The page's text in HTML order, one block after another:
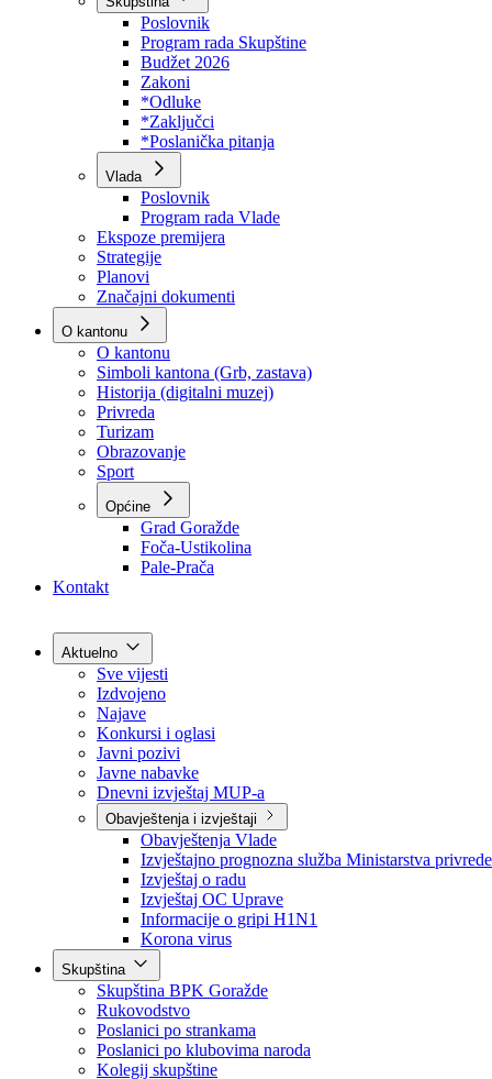
Dokumenti
Skupština
Poslovnik
Program rada Skupštine
Budžet 2026
Zakoni
*Odluke
*Zaključci
*Poslanička pitanja
Vlada
Poslovnik
Program rada Vlade
Ekspoze premijera
Strategije
Planovi
Značajni dokumenti
O kantonu
O kantonu
Simboli kantona (Grb, zastava)
Historija (digitalni muzej)
Privreda
Turizam
Obrazovanje
Sport
Općine
Kontakt
Aktuelno
Sve vijesti
Izdvojeno
Najave
Konkursi i oglasi
Javni pozivi
Javne nabavke
Dnevni izvještaj MUP-a
Obavještenja i izvještaji
Obavještenja Vlade
Izvještajno prognozna služba Ministarstva privrede
Izvještaj o radu
Izvještaj OC Uprave
Informacije o gripi H1N1
Korona virus
Skupština
Skupština BPK Goražde
Rukovodstvo